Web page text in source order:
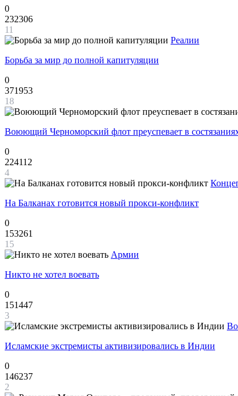
0
232306
11
Реалии
Борьба за мир до полной капитуляции
0
371953
18
Воюющий Черноморский флот преуспевает в
0
224112
4
На Балканах готовится новый прокси-конфликт
0
153261
15
Армии
Никто не хотел воевать
0
151447
3
Исламские экстремисты активизировались в Индии
0
146237
2